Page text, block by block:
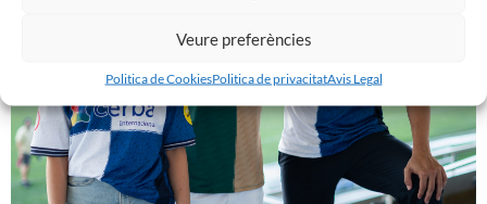
Veure preferències
Politica de CookiesPolitica de privacitatAvis Legal